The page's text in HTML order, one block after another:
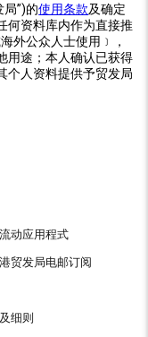
局”)的使用条款及确定
何资料库内作为直接推
外公众人士使用﹞，
用途；本人确认已获得
个人资料提供予贸发局
动应用程式
贸发局电邮订阅
细则